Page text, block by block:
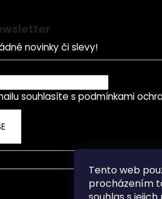
Tento web
procházením
novinky či slevy!
souhlasíte s podmínkami